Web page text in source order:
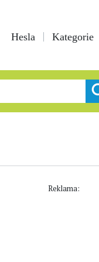
Hesla Kategorie
Reklama: